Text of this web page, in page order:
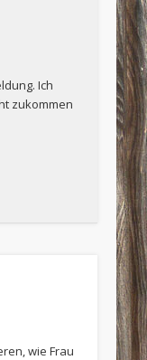
Ich
zukommen
wie Frau